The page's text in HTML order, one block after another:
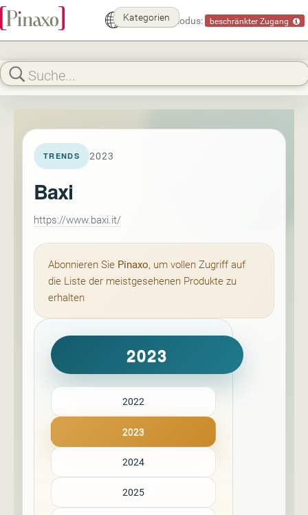
Demomodus: beschränkter Zugang
Kategorien
TRENDS 2023
Baxi
https://www.baxi.it/
Abonnieren Sie Pinaxo, um vollen Zugriff auf
die Liste der meistgesehenen Produkte zu
erhalten
2023
2022
2023
2024
2025